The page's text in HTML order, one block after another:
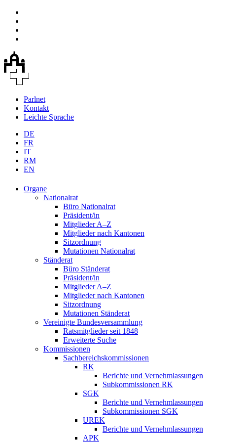
Parlnet
Kontakt
Leichte Sprache
DE
FR
IT
RM
EN
Organe
Nationalrat
Büro Nationalrat
Präsident/in
Mitglieder A–Z
Mitglieder nach Kantonen
Sitzordnung
Mutationen Nationalrat
Ständerat
Büro Ständerat
Präsident/in
Mitglieder A–Z
Mitglieder nach Kantonen
Sitzordnung
Mutationen Ständerat
Vereinigte Bundesversammlung
Ratsmitglieder seit 1848
Erweiterte Suche
Kommissionen
Sachbereichskommissionen
RK
Berichte und Vernehmlassungen
Subkommissionen RK
SGK
Berichte und Vernehmlassungen
Subkommissionen SGK
UREK
Berichte und Vernehmlassungen
APK